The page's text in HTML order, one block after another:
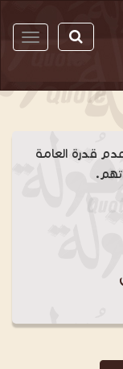
قدرة العامة